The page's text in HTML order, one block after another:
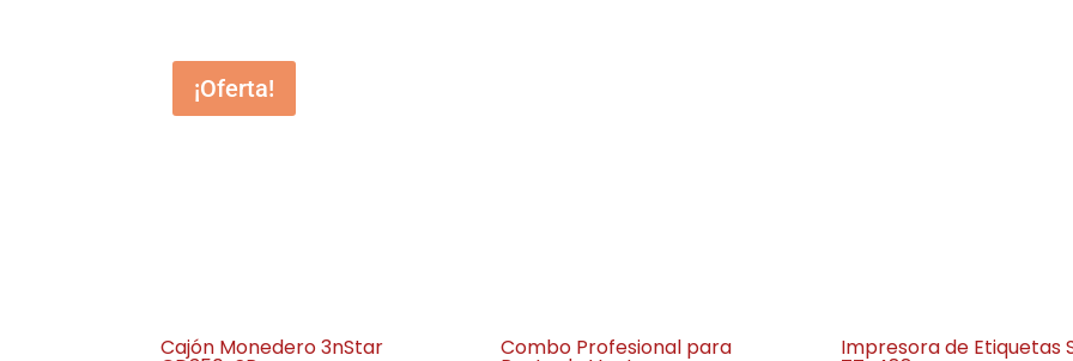
era:
$ 500.000.
¡Oferta!
Cajón Monedero 3nStar Combo Profesional para Impresora de Etiquetas